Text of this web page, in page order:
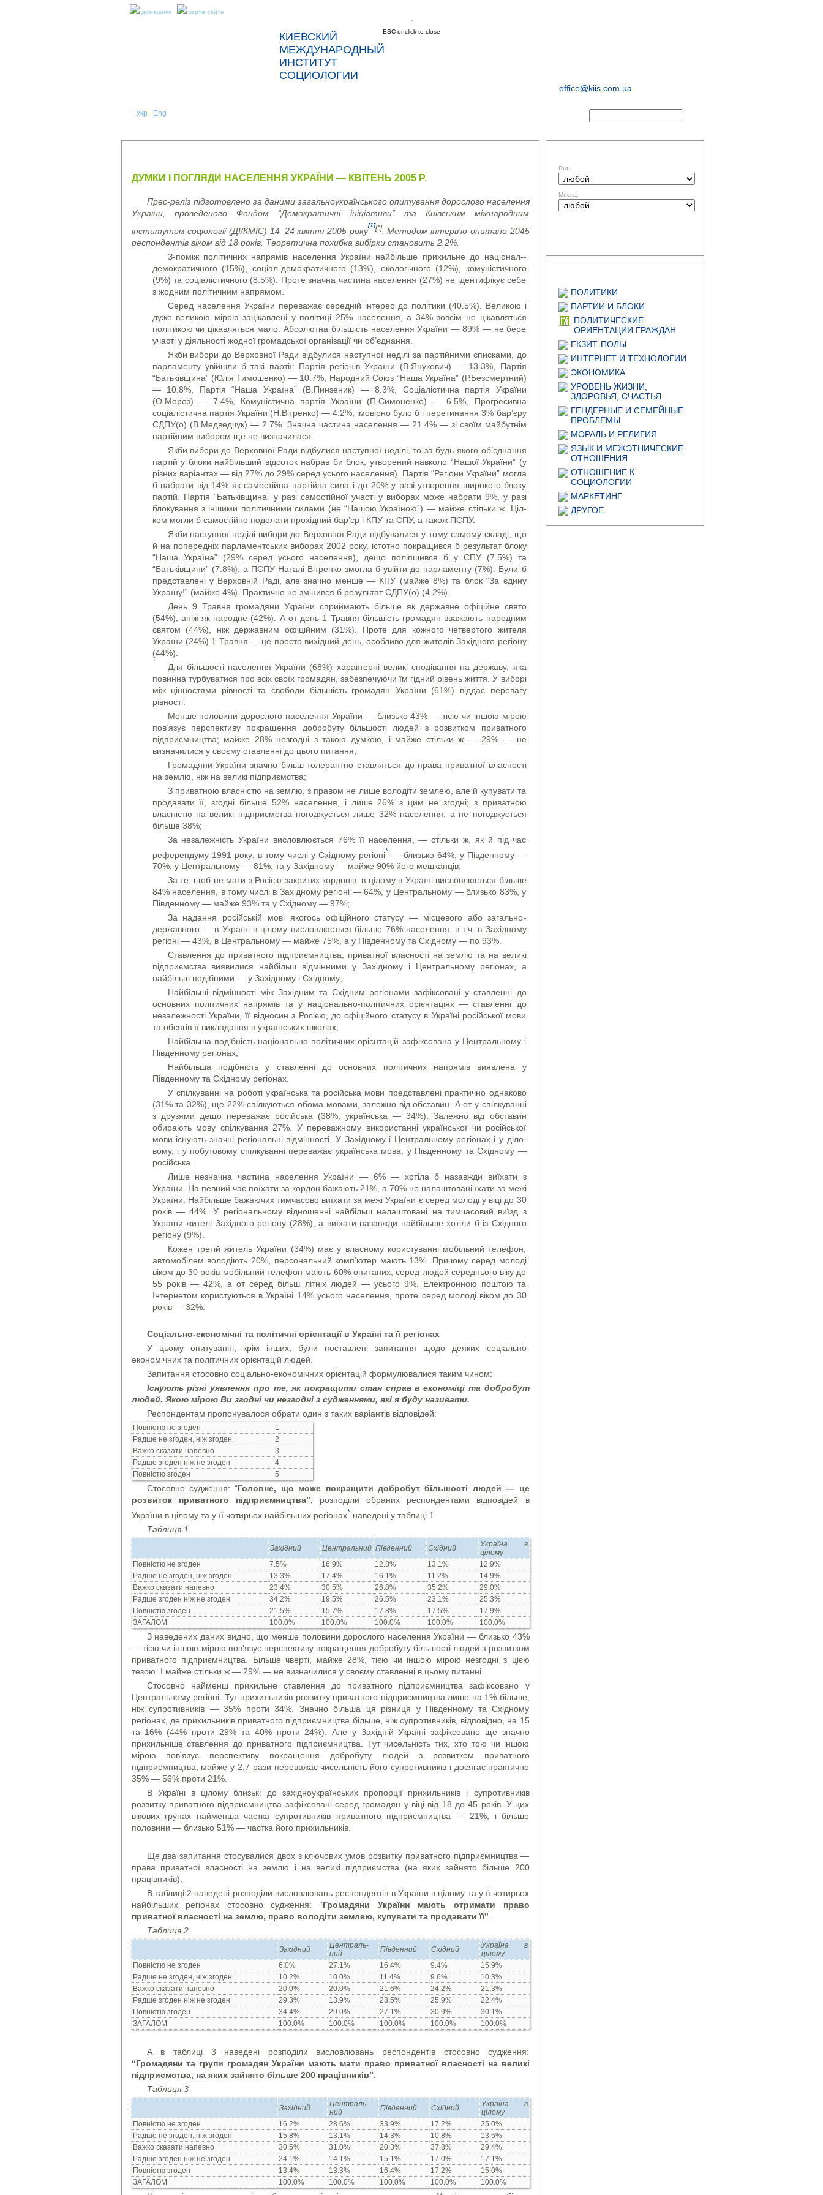
домашняя карта сайта
КИЕВСКИЙ
МЕЖДУНАРОДНЫЙ
ИНСТИТУТ
СОЦИОЛОГИИ
office@kiis.com.ua
Укр Eng
ESC or click to close
ДУМКИ І ПОГЛЯДИ НАСЕЛЕННЯ УКРАЇНИ — КВІТЕНЬ 2005 Р.
Прес-реліз підготовлено за даними загальноукраїнського опитування дорослого населення
України, проведеного Фондом “Демократичні ініціативи” та Київським міжнародним
інститутом соціології (ДІ/КМІС) 14–24 квітня 2005 року
[1][*]. Методом інтерв’ю опитано 2045
респондентів віком від 18 років. Теоретична похибка вибірки становить 2.2%.
З-поміж політичних напрямів населення України найбільше прихильне до націо­нал-­
демократичного (15%), соціал-демократичного (13%), еко­ло­гіч­но­го (12%), комуністичного
(9%) та соціалістичного (8.5%). Проте значна части­на населення (27%) не ідентифікує себе
з жодним політичним напрямом.
Серед населення України переважає середній інтерес до політики (40.5%). Вели­кою і
дуже великою мірою зацікавлені у політиці 25% населення, а 34% зовсім не цікавляться
політикою чи цікавляться мало. Абсолютна більшість населення Ук­раїни — 89% — не бере
участі у діяльності жодної громадської організації чи об’єднання.
Якби вибори до Верховної Ради відбулися наступної неділі за партійними спис­ками, до
парламенту увійшли б такі партії: Партія регіонів України (В.Янукович) — 13.3%, Партія
“Батьківщина” (Юлія Тимошенко) — 10.7%, На­род­ний Союз “Наша Україна” (Р.Безсмертний)
— 10.8%, Партія “Наша Україна” (В.Пинзеник) — 8.3%, Соціалістична партія України
(О.Мороз) — 7.4%, Ко­му­ністична партія України (П.Симоненко) — 6.5%, Прогресивна
соціалістич­на партія України (Н.Вітренко) — 4.2%, імовірно було б і перетинання 3% бар’єру
СДПУ(о) (В.Медведчук) — 2.7%. Значна частина населення — 21.4% — зі своїм майбут­нім
партійним вибором ще не визначилася.
Якби вибори до Верховної Ради відбулися наступної неділі, то за будь-якого об’єднання
партій у блоки найбільший відсоток набрав би блок, утворений на­в­ко­ло “Нашої України” (у
різних варіантах — від 27% до 29% серед усього на­се­лен­ня). Партія “Регіони України” могла
б набрати від 14% як самостійна пар­тій­на сила і до 20% у разі утворення широкого блоку
партій. Партія “Бать­ків­щина” у разі самостійної участі у виборах може набрати 9%, у разі
блоку­вання з ін­шими політичними силами (не “Нашою Україною”) — майже стіль­ки ж. Ціл­
ком могли б самостійно подолати прохідний бар’єр і КПУ та СПУ, а також ПСПУ.
Якби наступної неділі вибори до Верховної Ради відбувалися у тому самому складі, що
й на попередніх парламентських виборах 2002 року, істотно по­кра­щився б результат блоку
“Наша Україна” (29% серед усього населення), дещо поліпшився б у СПУ (7.5%) та
“Батьківщини” (7.8%), а ПСПУ Наталі Вітренко змогла б увійти до парламенту (7%). Були б
представлені у Верхов­ній Раді, але значно менше — КПУ (майже 8%) та блок “За єдину
Україну!” (майже 4%). Практично не змінився б результат СДПУ(о) (4.2%).
День 9 Травня громадяни України сприймають більше як державне офіційне свято
(54%), аніж як народне (42%). А от день 1 Травня більшість громадян вва­жають народним
святом (44%), ніж державним офіційним (31%). Проте для кож­ного четвертого жителя
України (24%) 1 Травня — це просто вихід­ний день, особливо для жителів Західного регіону
(44%).
Для більшості населення України (68%) характерні великі сподівання на дер­жаву, яка
повинна турбуватися про всіх своїх громадян, забезпечуючи їм гід­ний рівень життя. У виборі
між цінностями рівності та свободи більшість громадян України (61%) віддає перевагу
рівності.
Менше половини дорослого населення України — близько 43% — тією чи ін­шою мірою
пов’язує перспективу покращення добробуту більшості людей з роз­витком приватного
підприємництва; майже 28% незгодні з такою думкою, і майже стільки ж — 29% — не
визначилися у своєму ставленні до цього питання;
Громадяни України значно більш толерантно ставляться до права приватної влас­ності
на землю, ніж на великі підприємства;
З приватною власністю на землю, з правом не лише володіти землею, але й купу­вати та
продавати її, згодні більше 52% населення, і лише 26% з цим не згодні; з приватною
власністю на великі підприємства погоджується лише 32% насе­лення, а не погоджується
більше 38%;
За незалежність України висловлюється 76% її населення, — стільки ж, як й під час
референдуму 1991 року; в тому числі у Східному регіоні* — близько 64%, у Південному —
70%, у Центральному — 81%, та у Західному — майже 90% його мешканців;
За те, щоб не мати з Росією закритих кордонів, в цілому в Україні ви­слов­лю­ється більше
84% населення, в тому числі в Західному регіоні — 64%, у Цент­ральному — близько 83%, у
Південному — майже 93% та у Східному — 97%;
За надання російській мові якогось офіційного статусу — місцевого або загально­
державного — в Україні в цілому висловлюється більше 76% населення, в т.ч. в Західному
регіоні — 43%, в Центральному — майже 75%, а у Півден­ному та Східному — по 93%.
Ставлення до приватного підприємництва, приватної власності на землю та на великі
підприємства виявилися найбільш відмінними у Західному і Централь­ному регіонах, а
найбільш подібними — у Західному і Східному;
Найбільші відмінності між Західним та Східним регіонами зафіксовані у став­лен­ні до
основних політичних напрямів та у національно-політичних орієнтаціях — ставленні до
незалежності України, її відносин з Росією, до офіційного ста­тусу в Україні російської мови
та обсягів її викладання в українських школах;
Найбільша подібність національно-політичних орієнтацій зафіксована у Центральному і
Південному регіонах;
Найбільша подібність у ставленні до основних політичних напрямів виявлена у
Південному та Східному регіонах.
У спілкуванні на роботі українська та російська мови представлені практично однаково
(31% та 32%), ще 22% спілкуються обома мовами, залежно від об­ста­вин. А от у спілкуванні
з друзями дещо переважає російська (38%, україн­ська — 34%). Залежно від обставин
обирають мову спілкування 27%. У пере­важному використанні української чи російської
мови існують значні регіо­нальні відмін­ності. У Західному і Центральному регіонах і у діло­
вому, і у побуто­вому спілку­ванні переважає українська мова, у Південному та Східному —
ро­сійська.
Лише незначна частина населення України — 6% — хотіла б назавжди виї­хати з
України. На певний час поїхати за кордон бажають 21%, а 70% не на­лаштовані їхати за межі
України. Найбільше бажаючих тимчасово виїхати за межі України є серед молоді у віці до 30
років — 44%. У регіональному відношенні найбільш налаштовані на тимчасовий виїзд з
України жителі Західного регіону (28%), а виїхати назавжди найбільше хотіли б із Східного
регіону (9%).
Кожен третій житель України (34%) має у власному користуванні мобільний теле­фон,
автомобілем володіють 20%, персональний комп’ютер мають 13%. Причому серед молоді
віком до 30 років мобільний телефон мають 60% опи­та­них, серед людей середнього віку до
55 років — 42%, а от серед більш літніх людей — усього 9%. Електронною поштою та
Інтернетом користу­ються в Україні 14% усього населення, проте серед молоді віком до 30
років — 32%.
Соціально-економічні та політичні орієнтації в Україні та її регіонах
У цьому опитуванні, крім інших, були поставлені запитання щодо деяких соціально-
економічних та політичних орієнтацій людей.
Запитання стосовно соціально-економічних орієнтацій формулювалися таким чином:
Існують різні уявлення про те, як покращити стан справ в економіці та добробут
людей. Якою мірою Ви згодні чи незгодні з судженнями, які я буду називати.
Респондентам пропонувалося обрати один з таких варіантів відповідей:
Повністю не згоден
1
Радше не згоден, ніж згоден
2
Важко сказати напевно
3
Радше згоден ніж не згоден
4
Повністю згоден
5
Стосовно судження: “Головне, що може покращити добробут більшості людей — це
розвиток приватного підприємництва”, розподіли обраних респондентами відповідей в
України в цілому та у її чотирьох найбільших регіонах* наведені у таблиці 1.
Таблиця 1
Західний Централь­ний Південний Східний
Україна в
цілому
Повністю не згоден
7.5% 16.9% 12.8% 13.1%
12.9%
Радше не згоден, ніж згоден
13.3% 17.4% 16.1% 11.2%
14.9%
Важко сказати напевно
23.4% 30.5% 26.8% 35.2%
29.0%
Радше згоден ніж не згоден
34.2% 19.5% 26.5% 23.1%
25.3%
Повністю згоден
21.5% 15.7% 17.8% 17.5%
17.9%
ЗАГАЛОМ
100.0% 100.0% 100.0% 100.0% 100.0%
З наведених даних видно, що менше половини дорослого населення України — близько 43%
— тією чи іншою мірою пов’язує перспективу покращення добробуту більшості людей з розвитком
приватного підприємництва. Більше чверті, майже 28%, тією чи іншою мірою незгодні з цією
тезою. І майже стільки ж — 29% — не визначилися у своєму ставленні в цьому питанні.
Стосовно найменш прихильне ставлення до приватного підприємництва зафіксовано у
Центральному регіоні. Тут прихильників розвитку приватного підприємництва лише на 1% більше,
ніж супротивників — 35% проти 34%. Значно більша ця різниця у Південному та Східному
регіонах, де прихильників приватного підприємництва більше, ніж супротивників, відповідно, на 15
та 16% (44% проти 29% та 40% проти 24%). Але у Західній Україні зафіксовано ще значно
прихильніше ставлення до приватного підприємництва. Тут чисельність тих, хто тою чи іншою
мірою пов’язує перспективу покращення добробуту людей з розвитком приватного
підприємництва, майже у 2,7 рази переважає чисельність його супротивників і досягає практично
35% — 56% проти 21%.
В Україні в цілому близькі до західноукраїнських пропорції прихильників і супротивників
розвитку приватного підприємництва зафіксовані серед громадян у віці від 18 до 45 років. У цих
вікових групах найменша частка супротивників приватного підприємництва — 21%, і більше
половини — близько 51% — частка його прихильників.
Ще два запитання стосувалися двох з ключових умов розвитку приватного підприємництва —
права приватної власності на землю і на великі підприємства (на яких зайнято більше 200
працівників).
В таблиці 2 наведені розподіли висловлювань респондентів в України в цілому та у її чотирьох
найбільших регіонах стосовно судження: “Громадяни України мають отримати право
приватної власності на землю, право володіти землею, купувати та продавати її”
Таблиця 2
Західний
Централь­
ний
Південний Східний
Україна в
цілому
Повністю не згоден
6.0% 27.1% 16.4% 9.4%
15.9%
Радше не згоден, ніж згоден
10.2% 10.0% 11.4% 9.6%
10.3%
Важко сказати напевно
20.0% 20.0% 21.6% 24.2%
21.3%
Радше згоден ніж не згоден
29.3% 13.9% 23.5% 25.9%
22.4%
Повністю згоден
34.4% 29.0% 27.1% 30.9%
30.1%
ЗАГАЛОМ
100.0% 100.0% 100.0% 100.0% 100.0%
А в таблиці 3 наведені розподіли висловлювань респондентів стосовно судження:
“Громадяни та групи громадян України мають мати право приватної власності на великі
підприємства, на яких зайнято більше 200 працівників”.
Таблиця 3
Західний
Централь­
ний
Південний Східний
Україна в
цілому
Повністю не згоден
16.2% 28.6% 33.9% 17.2%
25.0%
Радше не згоден, ніж згоден
15.8% 13.1% 14.3% 10.8%
13.5%
Важко сказати напевно
30.5% 31.0% 20.3% 37.8%
29.4%
Радше згоден ніж не згоден
24.1% 14.1% 15.1% 17.0%
17.1%
Повністю згоден
13.4% 13.3% 16.4% 17.2%
15.0%
ЗАГАЛОМ
100.0% 100.0% 100.0% 100.0% 100.0%
Год:
Месяц:
ПОЛИТИКИ
ПАРТИИ И БЛОКИ
ПОЛИТИЧЕСКИЕ
ОРИЕНТАЦИИ ГРАЖДАН
ЕКЗИТ-ПОЛЫ
ИНТЕРНЕТ И ТЕХНОЛОГИИ
ЭКОНОМИКА
УРОВЕНЬ ЖИЗНИ,
ЗДОРОВЬЯ, СЧАСТЬЯ
ГЕНДЕРНЫЕ И СЕМЕЙНЫЕ
ПРОБЛЕМЫ
МОРАЛЬ И РЕЛИГИЯ
ЯЗЫК И МЕЖЭТНИЧЕСКИЕ
ОТНОШЕНИЯ
ОТНОШЕНИЕ К
СОЦИОЛОГИИ
МАРКЕТИНГ
ДРУГОЕ